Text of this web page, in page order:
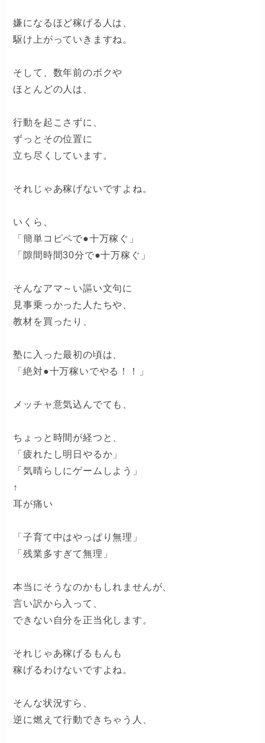
嫌になるほど稼げる人は、
駆け上がっていきますね。
そして、数年前のボクや
ほとんどの人は、
行動を起こさずに、
ずっとその位置に
立ち尽くしています。
それじゃあ稼げないですよね。
いくら、
「簡単コピペで●十万稼ぐ」
「隙間時間30分で●十万稼ぐ」
そんなアマ～い謳い文句に
見事乗っかった人たちや、
教材を買ったり、
塾に入った最初の頃は、
「絶対●十万稼いでやる！！」
メッチャ意気込んでても、
ちょっと時間が経つと、
「疲れたし明日やるか」
「気晴らしにゲームしよう」
↑
耳が痛い
「子育て中はやっぱり無理」
「残業多すぎて無理」
本当にそうなのかもしれませんが、
言い訳から入って、
できない自分を正当化します。
それじゃあ稼げるもんも
稼げるわけないですよね。
そんな状況すら、
逆に燃えて行動できちゃう人、